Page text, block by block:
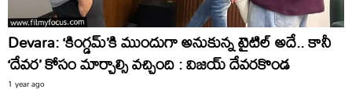
Devara: ‘కింగ్డమ్’కి ముందుగా అనుకున్న టైటిల్ అదే.. కానీ
‘దేవర’ కోసం మార్చాల్సి వచ్చింది : విజయ్ దేవరకొండ
1 year ago